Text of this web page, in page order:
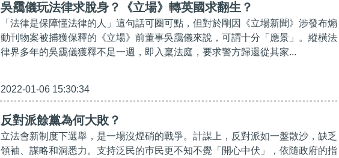
吳靄儀玩法律求脫身？《立場》轉英國求翻生？
「法律是保障懂法律的人」這句話可圈可點，但對於剛因《立場新聞》涉發布煽
動刊物案被捕獲保釋的《立場》前董事吳靄儀來說，可謂十分「應景」。縱橫法
律界多年的吳靄儀獲釋不足一週，即入稟法庭，要求警方歸還從其家...
2022-01-06 15:30:34
反對派餘黨為何大敗？
立法會新制度下選舉，是一場沒煙硝的戰爭。計謀上，反對派如一盤散沙，缺乏
領袖、謀略和洞悉力。支持泛民的巿民更不知不覺「開心中伏」，依隨政府的指